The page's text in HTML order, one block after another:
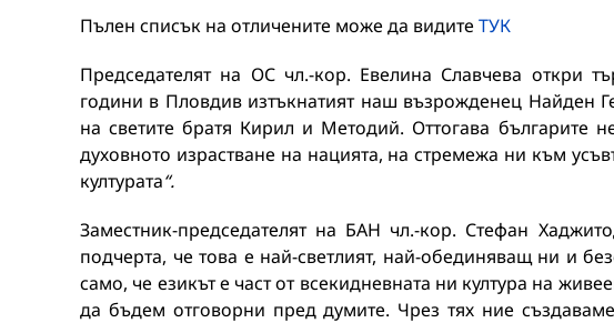
Пълен списък на отличените може да видите ТУК
Председателят на ОС чл.-кор. Евелина Славчева откри
години в Пловдив изтъкнатият наш възрожденец Найден
на светите братя Кирил и Методий. Оттогава българите
духовното израстване на нацията, на стремежа ни към
културата“.
Заместник-председателят на БАН чл.-кор. Стефан
подчерта, че това е най-светлият, най-обединяващ ни и
само, че езикът е част от всекидневната ни култура на
да бъдем отговорни пред думите. Чрез тях ние